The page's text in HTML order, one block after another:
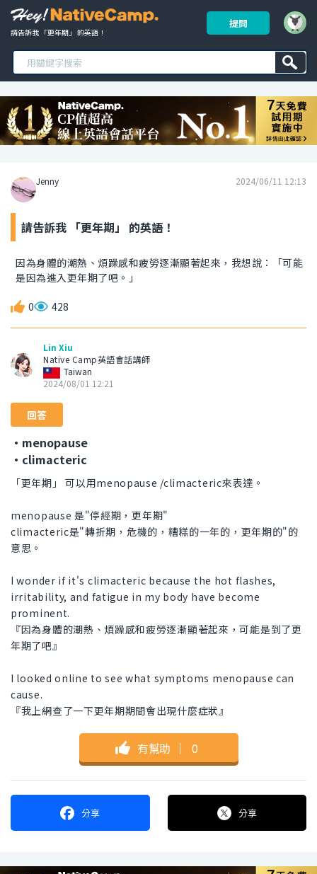
請告訴我 「更年期」 的英語！
提問
Jenny 2024/06/11 12:13
請告訴我 「更年期」 的英語！
因為身體的潮熱、煩躁感和疲勞逐漸顯著起來，我想說：「可能
是因為進入更年期了吧。」
0 428
Lin Xiu
Native Camp英語會話講師
Taiwan
2024/08/01 12:21
回答
・menopause
・climacteric
「更年期」 可以用menopause /climacteric來表達。
menopause 是"停經期，更年期"
climacteric是"轉折期，危機的，糟糕的一年的，更年期的"的
意思。
I wonder if it's climacteric because the hot flashes,
irritability, and fatigue in my body have become
prominent.
『因為身體的潮熱、煩躁感和疲勞逐漸顯著起來，可能是到了更
年期了吧』
I looked online to see what symptoms menopause can
cause.
『我上網查了一下更年期期間會出現什麼症狀』
有幫助 ｜ 0
分享 分享